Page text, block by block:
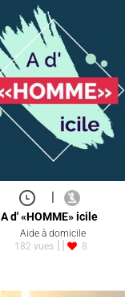
|
A d' «HOMME» icile
Aide à domicile
182 vues
8